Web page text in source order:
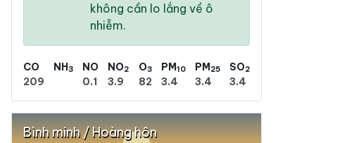
100 %
không cần lo lắng về ô
nhiễm.
CO
209
NH3
NO
0.1
NO2
3.9
O3
82
PM10
3.4
PM25
3.4
SO2
3.4
Bình minh / Hoàng hôn